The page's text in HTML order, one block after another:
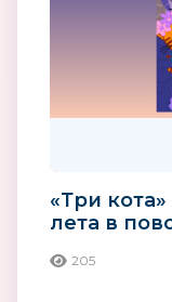
«Три
лета в
205